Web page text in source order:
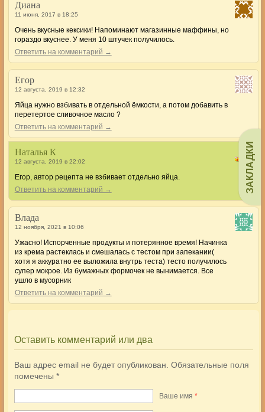
ЗАКЛАДКИ
Диана
11 июня, 2017 в 18:25
Очень вкусные кексики! Напоминают магазинные маффины, но
гораздо вкуснее. У меня 10 штучек получилось.
Ответить на комментарий →
Егор
12 августа, 2019 в 12:32
Яйца нужно взбивать в отдельной ёмкости, а потом добавить в
перетертое сливочное масло ?
Ответить на комментарий →
Наталья К
12 августа, 2019 в 22:02
Егор, автор рецепта не взбивает отдельно яйца.
Ответить на комментарий →
Влада
12 ноября, 2021 в 10:06
Ужасно! Испорченные продукты и потерянное время! Начинка
из крема растеклась и смешалась с тестом при запекании(
хотя я аккуратно ее выложила внутрь теста) тесто получилось
супер мокрое. Из бумажных формочек не вынимается. Все
ушло в мусорник
Ответить на комментарий →
Оставить комментарий или два
Ваш адрес email не будет опубликован. Обязательные поля
помечены *
Ваше имя *